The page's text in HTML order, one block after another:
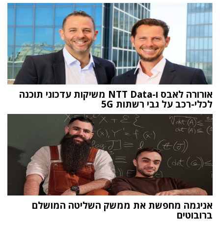
אורורה לאבס ו-NTT Data משיקות עדכוני תוכנה
לכלי-רכב על גבי רשתות 5G
אניגמה מחפשת את ממשק השליטה המושלם
ברובוטים